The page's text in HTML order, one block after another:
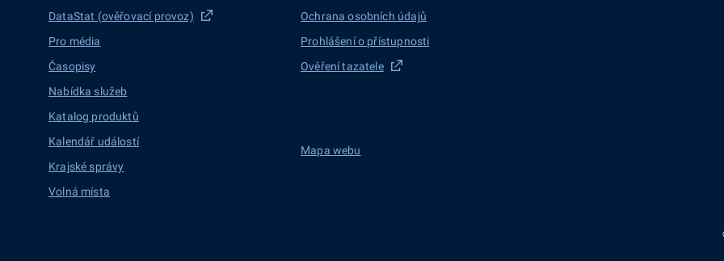
DataStat (ověřovací provoz)
Pro média
Časopisy
Nabídka služeb
Katalog produktů
Kalendář událostí
Krajské správy
Volná místa
Ochrana osobních údajů
Prohlášení o přístupnosti
Ověření tazatele
Mapa webu